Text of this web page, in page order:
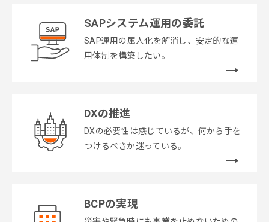
SAPシステム運用の委託
SAP運用の属人化を解消し、安定的な運
用体制を構築したい。
DXの推進
DXの必要性は感じているが、何から手を
つけるべきか迷っている。
BCPの実現